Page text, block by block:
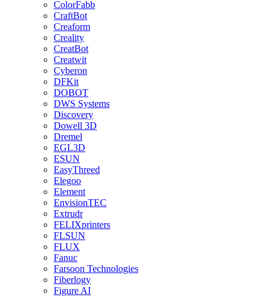
ColorFabb
CraftBot
Creaform
Creality
CreatBot
Creatwit
Cyberon
DFKit
DOBOT
DWS Systems
Discovery
Dowell 3D
Dremel
EGL3D
ESUN
EasyThreed
Elegoo
Element
EnvisionTEC
Extrudr
FELIXprinters
FLSUN
FLUX
Fanuc
Farsoon Technologies
Fiberlogy
Figure AI